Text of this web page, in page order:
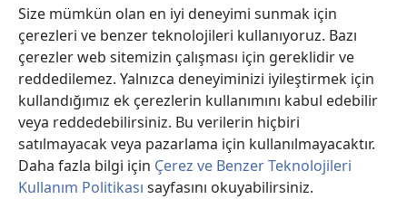
Size mümkün olan en iyi deneyimi sunmak için
çerezleri ve benzer teknolojileri kullanıyoruz. Bazı
çerezler web sitemizin çalışması için gereklidir ve
reddedilemez. Yalnızca deneyiminizi iyileştirmek için
kullandığımız ek çerezlerin kullanımını kabul edebilir
veya reddedebilirsiniz. Bu verilerin hiçbiri
satılmayacak veya pazarlama için kullanılmayacaktır.
Daha fazla bilgi için Çerez ve Benzer Teknolojileri
Kullanım Politikası sayfasını okuyabilirsiniz.
Watchtower ONLINE KÜTÜPHANE
(yeni
pencere
açar)
JW Hub
(yeni
pencere
açar)
®
Watchtower Library®